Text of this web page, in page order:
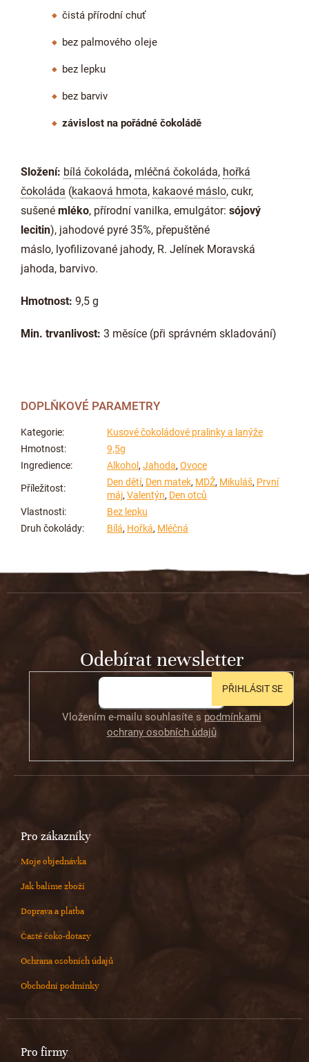
čistá přírodní chuť
bez palmového oleje
bez lepku
bez barviv
závislost na pořádné čokoládě
Složení: bílá čokoláda, mléčná čokoláda, hořká
čokoláda (kakaová hmota, kakaové máslo, cukr,
sušené mléko, přírodní vanilka, emulgátor: sójový
lecitin), jahodové pyré 35%, přepuštěné
máslo, lyofilizované jahody, R. Jelínek Moravská
jahoda, barvivo.
Hmotnost: 9,5 g
Min. trvanlivost: 3 měsíce (při správném skladování)
DOPLŇKOVÉ PARAMETRY
Kategorie:
Kusové čokoládové pralinky a lanýže
Hmotnost:
9,5g
Ingredience: Alkohol, Jahoda, Ovoce
Příležitost:
Den dětí, Den matek, MDŽ, Mikuláš, První
máj, Valentýn, Den otců
Vlastnosti:
Bez lepku
Druh čokolády: Bílá, Hořká, Mléčná
Z
Odebírat newsletter
Vložením e-mailu souhlasíte s podmínkami
ochrany osobních údajů
PŘIHLÁSIT SE
Pro zákazníky
Moje objednávka
Jak balíme zboží
Doprava a platba
Časté čoko-dotazy
Ochrana osobních údajů
Obchodní podmínky
Pro firmy